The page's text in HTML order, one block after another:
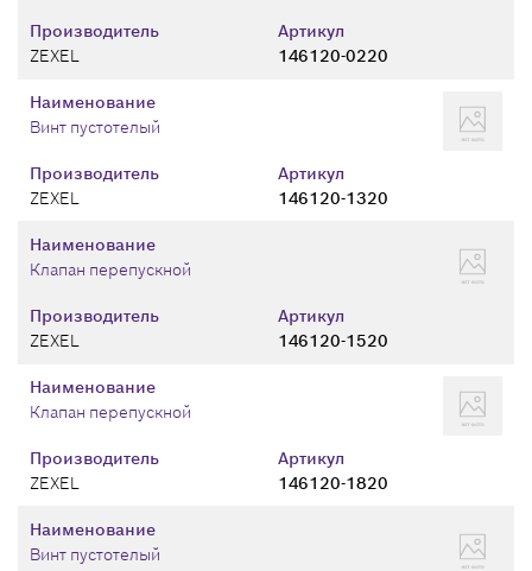
Производитель
ZEXEL
Артикул
146120-0220
Производитель
ZEXEL
Артикул
146120-1320
Наименование
Винт пустотелый
Производитель
ZEXEL
Артикул
146120-1520
Наименование
Клапан перепускной
Производитель
ZEXEL
Артикул
146120-1820
Наименование
Клапан перепускной
Наименование
Винт пустотелый